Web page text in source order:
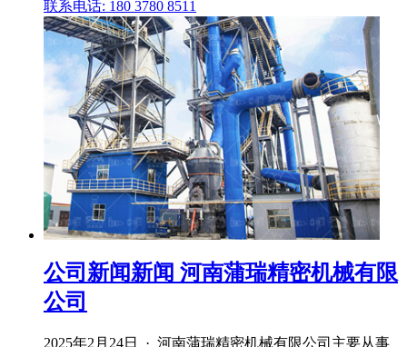
联系电话: 180 3780 8511
公司新闻新闻 河南蒲瑞精密机械有限
公司
2025年2月24日 · 河南蒲瑞精密机械有限公司主要从事